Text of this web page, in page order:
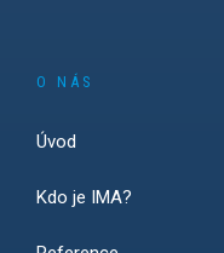
O NÁS
Úvod
Kdo je IMA?